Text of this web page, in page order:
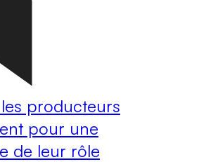
producteurs
pour une
de leur rôle